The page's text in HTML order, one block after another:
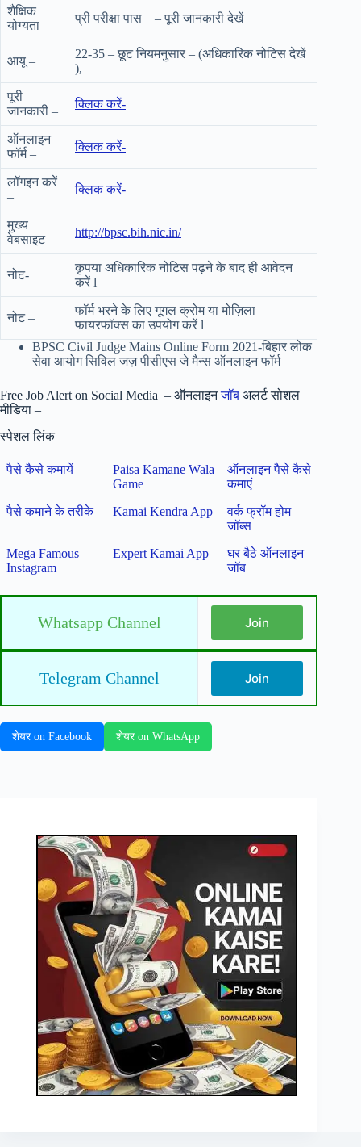
शैक्षिक
योग्यता –
प्री परीक्षा पास – पूरी जानकारी देखें
आयू –
22-35 – छूट नियमनुसार – (अधिकारिक नोटिस देखें
),
पूरी
जानकारी –
क्लिक करें-
ऑनलाइन
फॉर्म –
क्लिक करें-
लॉगइन करें
–
क्लिक करें-
मुख्य
वेबसाइट –
http://bpsc.bih.nic.in/
नोट-
कृपया अधिकारिक नोटिस पढ़ने के बाद ही आवेदन
करें l
नोट –
फॉर्म भरने के लिए गूगल क्रोम या मोज़िला
फायरफॉक्स का उपयोग करें l
BPSC Civil Judge Mains Online Form 2021-बिहार लोक
सेवा आयोग सिविल जज़ पीसीएस जे मैन्स ऑनलाइन फॉर्म
Free Job Alert on Social Media – ऑनलाइनजॉब अलर्ट सोशल
मीडिया –
स्पेशल लिंक
पैसे कैसे कमायें
Paisa Kamane Wala
Game
ऑनलाइन पैसे कैसे
कमाएं
पैसे कमाने के तरीके
Kamai Kendra App
वर्क फ्रॉम होम
जॉब्स
Mega Famous
Instagram
Expert Kamai App
घर बैठे ऑनलाइन
जॉब
Whatsapp Channel Join
Telegram Channel Join
शेयर on Facebook शेयर on WhatsApp